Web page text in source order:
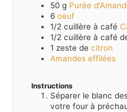
50 g Purée
6 oeuf
1/2 cuillère à café
1/2 cuillère à café
1 zeste de citron
Amandes effilées
Instructions
Séparer le blanc
votre four à